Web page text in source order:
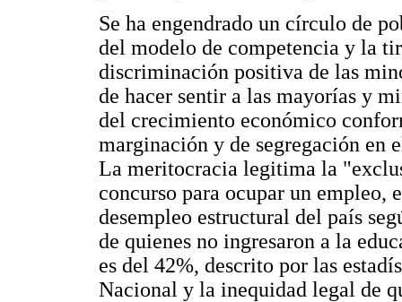
Se ha engendrado un círculo de
del modelo de competencia y la
discriminación positiva de las
de hacer sentir a las mayorías y
del crecimiento económico
marginación y de segregación en
La meritocracia legitima la
concurso para ocupar un empleo,
desempleo estructural del país
de quienes no ingresaron a la
es del 42%, descrito por las
Nacional y la inequidad legal de